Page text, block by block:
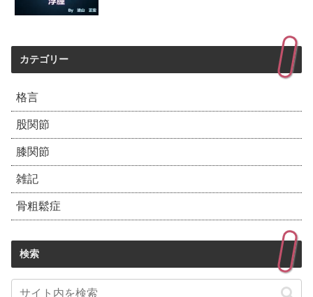
カテゴリー
格言
股関節
膝関節
雑記
骨粗鬆症
検索